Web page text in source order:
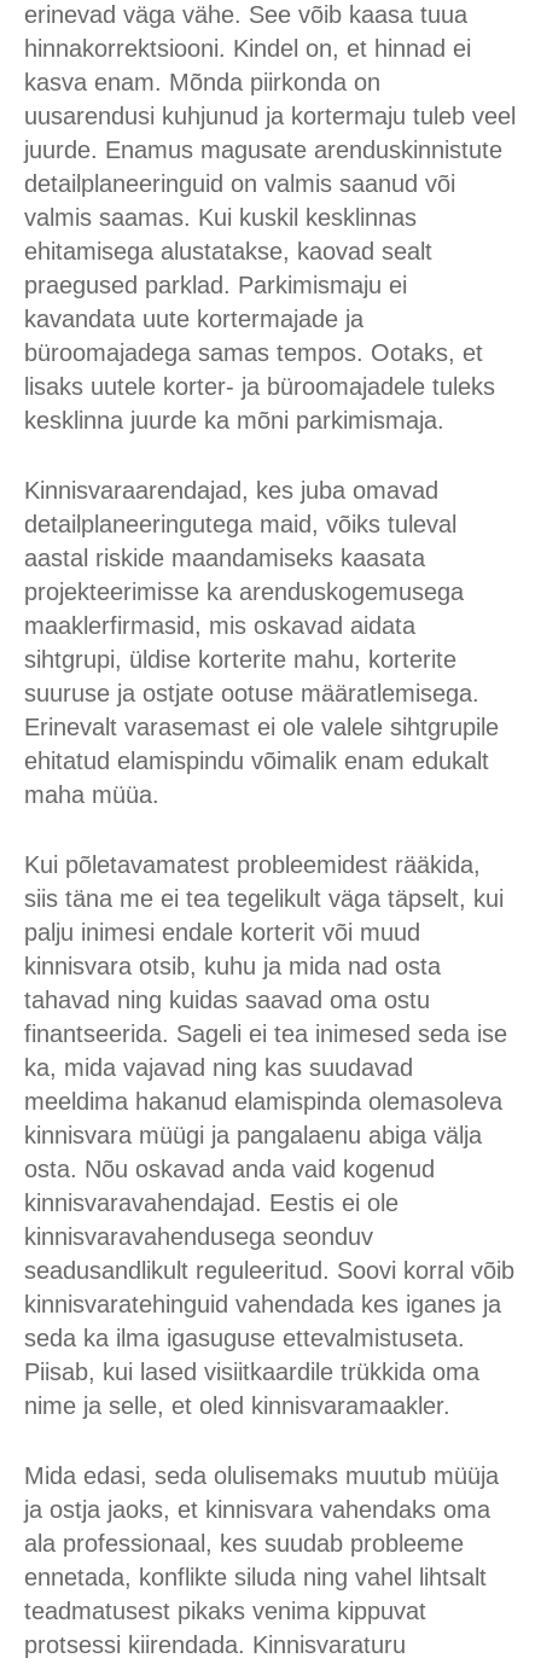
erinevad väga vähe. See võib kaasa tuua
hinnakorrektsiooni. Kindel on, et hinnad ei
kasva enam. Mõnda piirkonda on
uusarendusi kuhjunud ja kortermaju tuleb veel
juurde. Enamus magusate arenduskinnistute
detailplaneeringuid on valmis saanud või
valmis saamas. Kui kuskil kesklinnas
ehitamisega alustatakse, kaovad sealt
praegused parklad. Parkimismaju ei
kavandata uute kortermajade ja
büroomajadega samas tempos. Ootaks, et
lisaks uutele korter- ja büroomajadele tuleks
kesklinna juurde ka mõni parkimismaja.
Kinnisvaraarendajad, kes juba omavad
detailplaneeringutega maid, võiks tuleval
aastal riskide maandamiseks kaasata
projekteerimisse ka arenduskogemusega
maaklerfirmasid, mis oskavad aidata
sihtgrupi, üldise korterite mahu, korterite
suuruse ja ostjate ootuse määratlemisega.
Erinevalt varasemast ei ole valele sihtgrupile
ehitatud elamispindu võimalik enam edukalt
maha müüa.
Kui põletavamatest probleemidest rääkida,
siis täna me ei tea tegelikult väga täpselt, kui
palju inimesi endale korterit või muud
kinnisvara otsib, kuhu ja mida nad osta
tahavad ning kuidas saavad oma ostu
finantseerida. Sageli ei tea inimesed seda ise
ka, mida vajavad ning kas suudavad
meeldima hakanud elamispinda olemasoleva
kinnisvara müügi ja pangalaenu abiga välja
osta. Nõu oskavad anda vaid kogenud
kinnisvaravahendajad. Eestis ei ole
kinnisvaravahendusega seonduv
seadusandlikult reguleeritud. Soovi korral võib
kinnisvaratehinguid vahendada kes iganes ja
seda ka ilma igasuguse ettevalmistuseta.
Piisab, kui lased visiitkaardile trükkida oma
nime ja selle, et oled kinnisvaramaakler.
Mida edasi, seda olulisemaks muutub müüja
ja ostja jaoks, et kinnisvara vahendaks oma
ala professionaal, kes suudab probleeme
ennetada, konflikte siluda ning vahel lihtsalt
teadmatusest pikaks venima kippuvat
protsessi kiirendada. Kinnisvaraturu